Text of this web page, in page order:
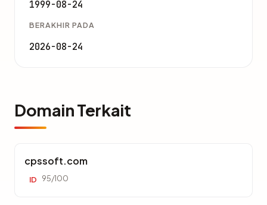
1999-08-24
BERAKHIR PADA
2026-08-24
Domain Terkait
cpssoft.com
ID 95/100